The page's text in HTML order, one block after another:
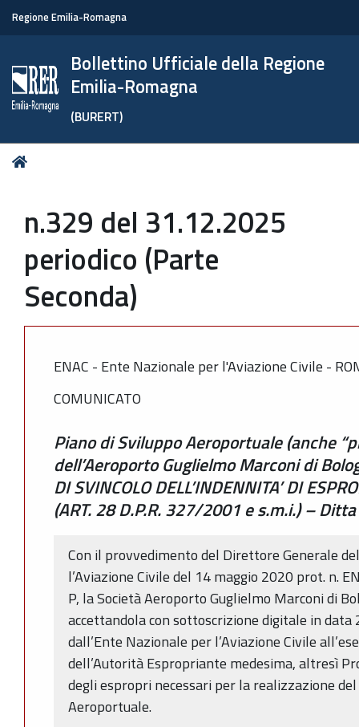
Regione Emilia-Romagna
Bollettino Ufficiale della Regione
Emilia-Romagna
(BURERT)
Tu
n.329 del 31.12.2025
periodico (Parte
Seconda)
ENAC - Ente Nazionale per l'Aviazione Civile -
COMUNICATO
Piano di Sviluppo Aeroportuale (anche
dell’Aeroporto Guglielmo Marconi di
DI SVINCOLO DELL’INDENNITA’ DI
(ART. 28 D.P.R. 327/2001 e s.m.i.) –
Con il provvedimento del Direttore Generale
l’Aviazione Civile del 14 maggio 2020 prot. n.
P, la Società Aeroporto Guglielmo Marconi di
accettandola con sottoscrizione digitale in data
dall’Ente Nazionale per l’Aviazione Civile
dell’Autorità Espropriante medesima, altresì
degli espropri necessari per la realizzazione
Aeroportuale.